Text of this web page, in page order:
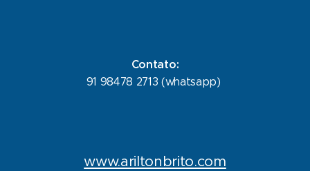
Contato:
91 98478 2713 (whatsapp)
www.ariltonbrito.com